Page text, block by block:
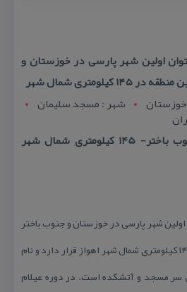
اولین شهر پارسی در خوزستان و
شمال شهر
شهر : مسجد سليمان
آدرس : خوزستان- جنوب باختر- 145 كیلومتری شمال شهر
شهر پارسی در خوزستان و جنوب باختر
ایران نامید. این منطقه در ۱۴۵ كیلومتری شمال شهر اهواز قرار دارد و نام
سر مسجد و آتشكده است. در دوره عیلام